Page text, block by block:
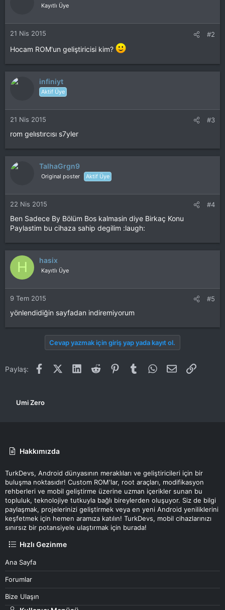
Kayıtlı Üye
21 Nis 2015 #2
Hocam ROM'un geliştiricisi kim?
infiniyt
Aktif Üye
21 Nis 2015 #3
rom gelıstırcısı s7yler
TalhaGrgn9
Original poster Aktif Üye
22 Nis 2015 #4
Ben Sadece By Bölüm Bos kalmasin diye Birkaç Konu
Paylastim bu cihaza sahip degilim :laugh:
H hasix
Kayıtlı Üye
9 Tem 2015 #5
yönlendidiğin sayfadan indiremiyorum
Cevap yazmak için giriş yap yada kayıt ol.
Paylaş: FacebookX (Twitter)
LinkedInReddit PinterestTumblr WhatsApp
E-postaLink
Umi Zero
Hakkımızda
TurkDevs, Android dünyasının meraklıları ve geliştiricileri için bir
buluşma noktasıdır! Custom ROM'lar, root araçları, modifikasyon
rehberleri ve mobil geliştirme üzerine uzman içerikler sunan bu
topluluk, teknolojiye tutkuyla bağlı bireylerden oluşuyor. Siz de bilgi
paylaşmak, projelerinizi geliştirmek veya en yeni Android yeniliklerini
keşfetmek için hemen aramıza katılın! TurkDevs, mobil cihazlarınızı
sınırsız bir potansiyele ulaştırmak için burada!
Hızlı Gezinme
Ana Sayfa
Forumlar
Bize Ulaşın